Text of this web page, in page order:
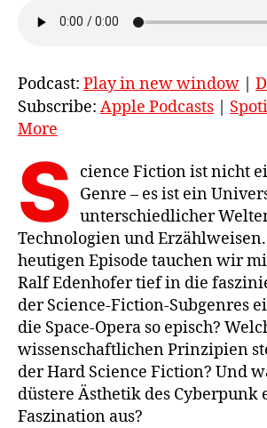
Podcast: Play in new window
Subscribe: Apple Podcasts
More
S cience Fiction ist nicht
Genre – es ist ein
unterschiedlicher
Technologien und
heutigen Episode tauchen wir
Ralf Edenhofer tief in die
der Science-Fiction-Subgenres
die Space-Opera so episch?
wissenschaftlichen Prinzipien
der Hard Science Fiction? Und
düstere Ästhetik des Cyberpunk
Faszination aus?